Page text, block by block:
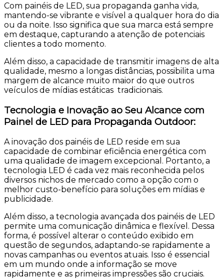
Com painéis de LED, sua propaganda ganha vida,
mantendo-se vibrante e visível a qualquer hora do dia
ou da noite. Isso significa que sua marca está sempre
em destaque, capturando a atenção de potenciais
clientes a todo momento.
Além disso, a capacidade de transmitir imagens de alta
qualidade, mesmo a longas distâncias, possibilita uma
margem de alcance muito maior do que outros
veículos de mídias estáticas tradicionais.
Tecnologia e Inovação ao Seu Alcance com
Painel de LED para Propaganda Outdoor:
A inovação dos painéis de LED reside em sua
capacidade de combinar eficiência energética com
uma qualidade de imagem excepcional. Portanto, a
tecnologia LED é cada vez mais reconhecida pelos
diversos nichos de mercado como a opção com o
melhor custo-benefício para soluções em mídias e
publicidade.
Além disso, a tecnologia avançada dos painéis de LED
permite uma comunicação dinâmica e flexível. Dessa
forma, é possível alterar o conteúdo exibido em
questão de segundos, adaptando-se rapidamente a
novas campanhas ou eventos atuais. Isso é essencial
em um mundo onde a informação se move
rapidamente e as primeiras impressões são cruciais.